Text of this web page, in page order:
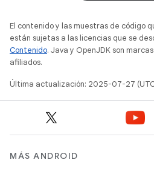
El contenido y las muestras de código
están sujetas a las licencias que se
Contenido. Java y OpenJDK son
afiliados.
Última actualización: 2025-07-27
MÁS ANDROID